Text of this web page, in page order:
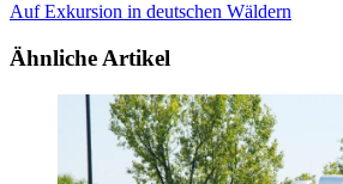
Auf Exkursion in deutschen Wäldern
Ähnliche Artikel